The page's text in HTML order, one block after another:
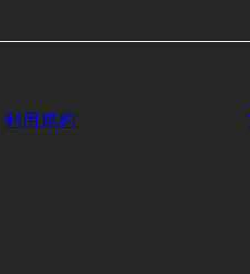
利用規約